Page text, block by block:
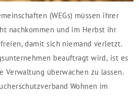
(WEGs) müssen ihrer
nachkommen und im Herbst ihr
damit sich niemand verletzt.
beauftragt wird, ist es
Verwaltung überwachen zu lassen.
Wohnen im